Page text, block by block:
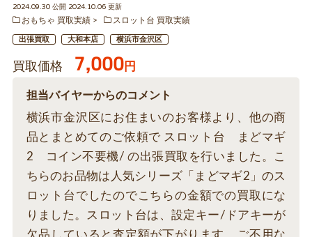
2024.09.30 公開 2024.10.06 更新
おもちゃ 買取実績
スロット台 買取実績
出張買取 大和本店 横浜市金沢区
買取価格 7,000円
担当バイヤーからのコメント
横浜市金沢区にお住まいのお客様より、他の商
品とまとめてのご依頼で スロット台 まどマギ
2 コイン不要機/ の出張買取を行いました。こ
ちらのお品物は人気シリーズ「まどマギ2」のス
ロット台でしたのでこちらの金額での買取にな
りました。スロット台は、設定キー/ドアキーが